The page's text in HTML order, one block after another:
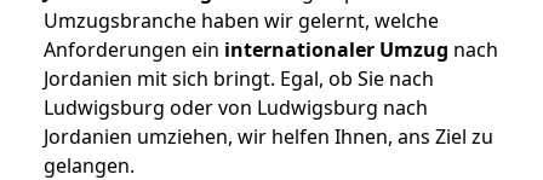
Umzugsbranche haben wir gelernt, welche
Anforderungen ein internationaler Umzug nach
Jordanien mit sich bringt. Egal, ob Sie nach
Ludwigsburg oder von Ludwigsburg nach
Jordanien umziehen, wir helfen Ihnen, ans Ziel zu
gelangen.